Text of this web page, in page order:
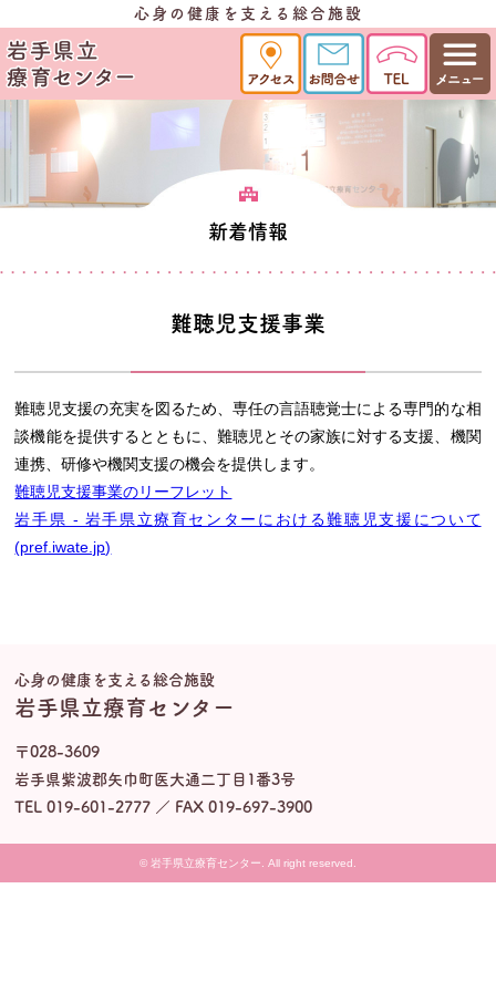
心身の健康を支える総合施設
新着情報
難聴児支援事業
難聴児支援の充実を図るため、専任の言語聴覚士による専門的な相
談機能を提供するとともに、難聴児とその家族に対する支援、機関
連携、研修や機関支援の機会を提供します。
難聴児支援事業のリーフレット
岩手県 - 岩手県立療育センターにおける難聴児支援について
(pref.iwate.jp)
心身の健康を支える総合施設
岩手県立療育センター
〒028-3609
岩手県紫波郡矢巾町医大通二丁目1番3号
TEL 019-601-2777 ／ FAX 019-697-3900
© 岩手県立療育センター. All right reserved.